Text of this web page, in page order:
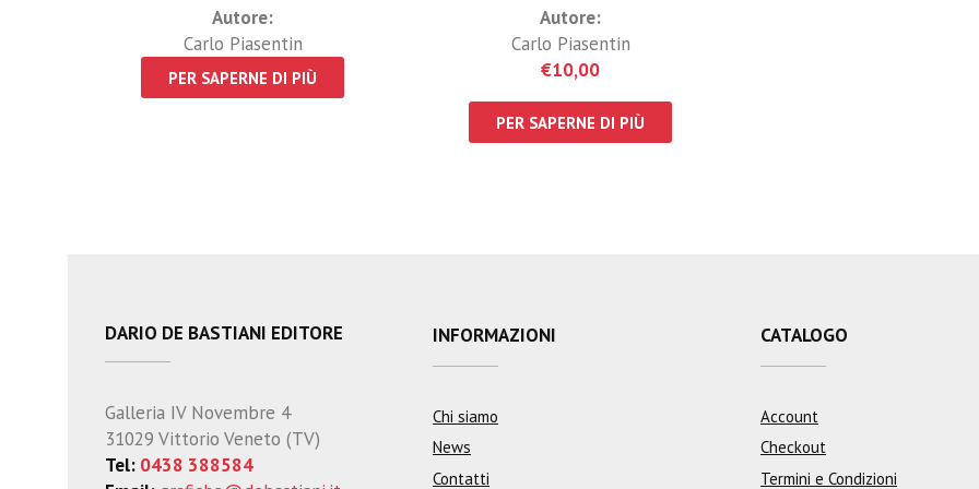
Autore:
Carlo Piasentin
PER SAPERNE DI PIÙ
Autore:
Carlo Piasentin
€10,00
PER SAPERNE DI PIÙ
DARIO DE BASTIANI EDITORE
Galleria IV Novembre 4
31029 Vittorio Veneto (TV)
Tel: 0438 388584
INFORMAZIONI
Chi siamo
News
Contatti
CATALOGO
Account
Checkout
Termini e Condizioni